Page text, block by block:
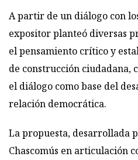
A partir de un diálogo con
expositor planteó diversas
el pensamiento crítico y
de construcción ciudadana,
el diálogo como base del
relación democrática.
La propuesta, desarrollada
Chascomús en articulación